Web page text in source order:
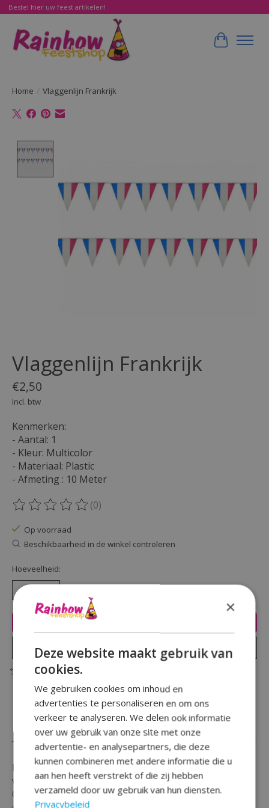
Bestel hier uw feest artikelen!
Home / Vlaggenlijn Frankrijk
Vlaggenlijn Frankrijk
€2,50
Incl. btw
Kenmerken:
- Aantal: 1
- Kleur: Multicolor
- Materiaal: Plastic
- Afmeting : 10 Meter
De beoordeling van dit product is
(0)
Op voorraad
Beschikbaarheid in de winkel controleren
Hoeveelheid:
Toevoegen aan winkelwagen
Plaats bestelling
Toevoegen om te vergelijken
Beschrijving Reviews (0)
Heb je iets te vieren en ben je op zoek naar een
vlaggenlijn in de kleuren van Frankrijk ?
Of ben je op zoek naar een vlaggenlijn die je kunt
×
Deze website maakt gebruik van
cookies.
We gebruiken cookies om inhoud en
advertenties te personaliseren en om ons
verkeer te analyseren. We delen ook informatie
over uw gebruik van onze site met onze
advertentie- en analysepartners, die deze
kunnen combineren met andere informatie die u
aan hen heeft verstrekt of die zij hebben
verzameld door uw gebruik van hun diensten.
Privacybeleid